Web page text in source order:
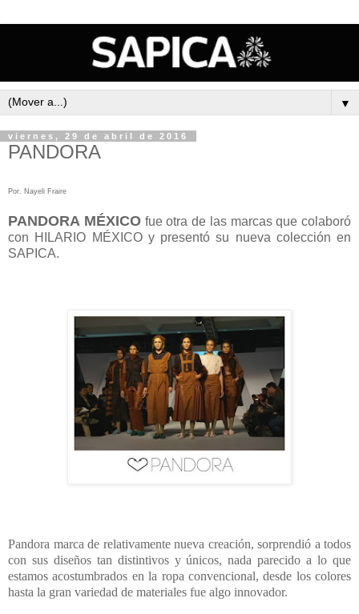
▼
viernes, 29 de abril de 2016
PANDORA
Por. Nayeli Fraire
PANDORA MÉXICO fue otra de las marcas que colaboró
con HILARIO MÉXICO y presentó su nueva colección en
SAPICA.
Pandora marca de relativamente nueva creación, sorprendió a todos
con sus diseños tan distintivos y únicos, nada parecido a lo que
estamos acostumbrados en la ropa convencional, desde los colores
hasta la gran variedad de materiales fue algo innovador.